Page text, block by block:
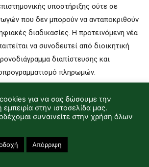
υποστήριξης ούτε σε
που δεν μπορούν να ανταποκριθούν
διαδικασίες. Η προτεινόμενη νέα
να συνοδευτεί από διοικητική
διαπίστευσης και
πληρωμών.
ο επόμενος προγραμματικός κύκλος ήδη
η Ελλάδα δεν έχει το περιθώριο
ταχύτητες: αυτή της θεσμικής
της επενδυτικής αναστολής
για να σας δώσουμε την
στην ιστοσελίδα μας.
συναινείτε στην χρήση όλων
Απόρριψη